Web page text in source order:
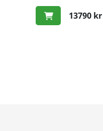
13790 kr